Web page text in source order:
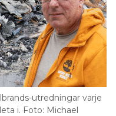
utredningar varje
i. Foto: Michael